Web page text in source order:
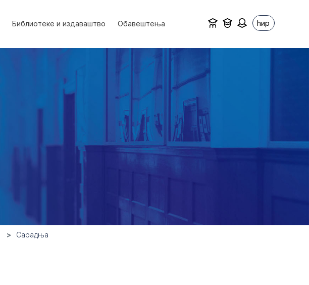
Библиотеке и издаваштво Обавештења ћир
Сарадња